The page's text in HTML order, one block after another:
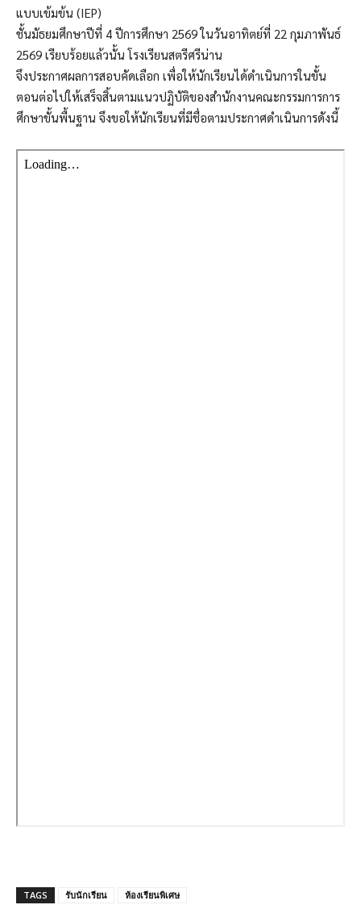
แบบเข้มข้น (IEP)
ชั้นมัธยมศึกษาปีที่ 4 ปีการศึกษา 2569 ในวันอาทิตย์ที่ 22 กุมภาพันธ์
2569 เรียบร้อยแล้วนั้น โรงเรียนสตรีศรีน่าน
จึงประกาศผลการสอบคัดเลือก เพื่อให้นักเรียนได้ดำเนินการในขั้น
ตอนต่อไปให้เสร็จสิ้นตามแนวปฏิบัติของสำนักงานคณะกรรมการการ
ศึกษาขั้นพื้นฐาน จึงขอให้นักเรียนที่มีชื่อตามประกาศดำเนินการดังนี้
TAGS รับนักเรียน ห้องเรียนพิเศษ